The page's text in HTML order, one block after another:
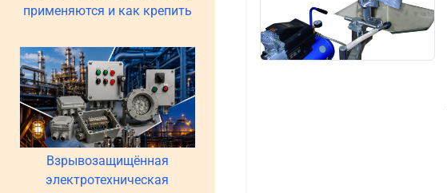
применяются и как крепить
Взрывозащищённая
электротехническая